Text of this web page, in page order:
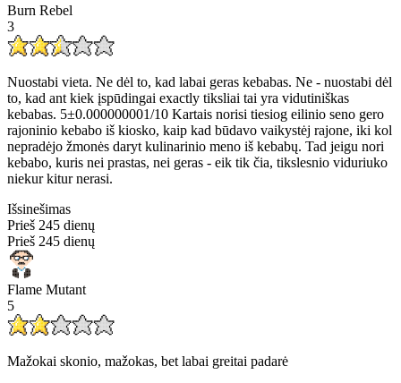
Burn Rebel
3
Nuostabi vieta. Ne dėl to, kad labai geras kebabas. Ne - nuostabi dėl
to, kad ant kiek įspūdingai exactly tiksliai tai yra vidutiniškas
kebabas. 5±0.000000001/10 Kartais norisi tiesiog eilinio seno gero
rajoninio kebabo iš kiosko, kaip kad būdavo vaikystėj rajone, iki kol
nepradėjo žmonės daryt kulinarinio meno iš kebabų. Tad jeigu nori
kebabo, kuris nei prastas, nei geras - eik tik čia, tikslesnio viduriuko
niekur kitur nerasi.
Išsinešimas
Prieš 245 dienų
Prieš 245 dienų
Flame Mutant
5
Mažokai skonio, mažokas, bet labai greitai padarė